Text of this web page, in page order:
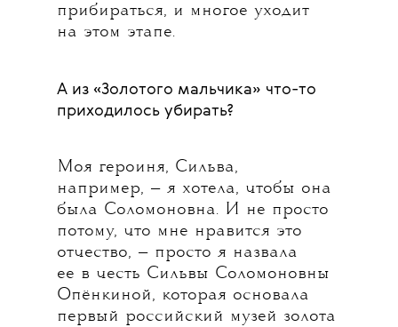
прибираться, и многое уходит
на этом этапе.
А из «Золотого мальчика» что-то
приходилось убирать?
Моя героиня, Сильва,
например, — я хотела, чтобы она
была Соломоновна. И не просто
потому, что мне нравится это
отчество, — просто я назвала
ее в честь Сильвы Соломоновны
Опёнкиной, которая основала
первый российский музей золота